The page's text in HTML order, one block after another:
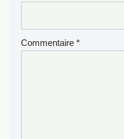
Commentaire *